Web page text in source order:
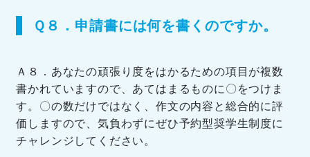
Ｑ８．申請書には何を書くのですか。
Ａ８．あなたの頑張り度をはかるための項目が複数
書かれていますので、あてはまるものに〇をつけま
す。〇の数だけではなく、作文の内容と総合的に評
価しますので、気負わずにぜひ予約型奨学生制度に
チャレンジしてください。